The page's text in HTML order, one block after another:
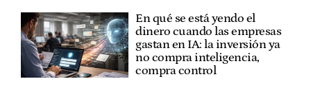
En qué se está yendo el
dinero cuando las empresas
gastan en IA: la inversión ya
no compra inteligencia,
compra control